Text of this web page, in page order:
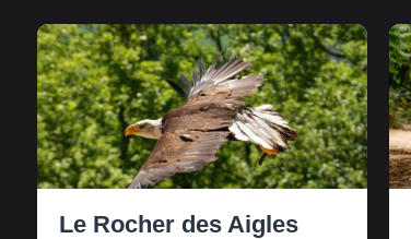
Le Rocher des Aigles